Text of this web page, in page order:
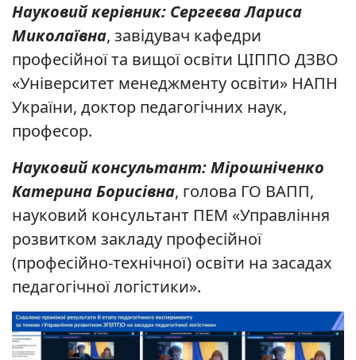
Науковий керівник: Сергеєва Лариса
Миколаївна, завідувач кафедри
професійної та вищої освіти ЦІППО ДЗВО
«Університет менеджменту освіти» НАПН
України, доктор педагогічних наук,
професор.
Науковий консультант: Мірошніченко
Катерина Борисівна, голова ГО ВАПП,
науковий консультант ПЕМ «Управління
розвитком закладу професійної
(професійно-технічної) освіти на засадах
педагогічної логістики».